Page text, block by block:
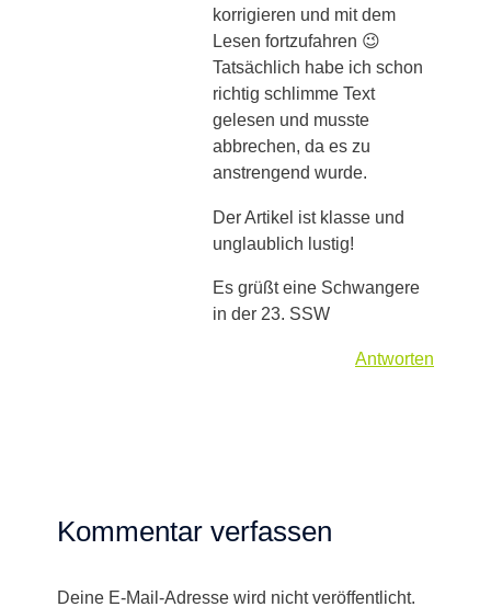
korrigieren und mit dem
Lesen fortzufahren 😉
Tatsächlich habe ich schon
richtig schlimme Text
gelesen und musste
abbrechen, da es zu
anstrengend wurde.
Der Artikel ist klasse und
unglaublich lustig!
Es grüßt eine Schwangere
in der 23. SSW
Antworten
Kommentar verfassen
Deine E-Mail-Adresse wird nicht veröffentlicht.